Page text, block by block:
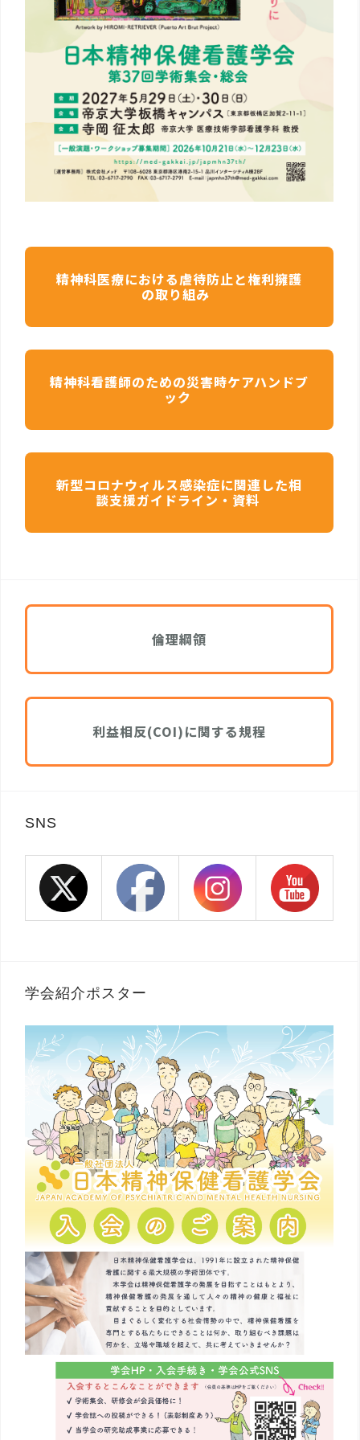
精神科医療における虐待防止と権利擁護
の取り組み
精神科看護師のための災害時ケアハンドブ
ック
新型コロナウィルス感染症に関連した相
談支援ガイドライン・資料
倫理綱領
利益相反(COI)に関する規程
SNS
学会紹介ポスター